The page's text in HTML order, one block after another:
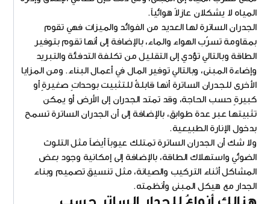
المياه لا يشكلان عازلاً هوائياً.
الجدران الساترة لها العديد من الفوائد والميزات فهي تقوم
بمقاومة تسرّب الهواء والماء، بالإضافة إلى أنها تقوم بتوفير
الطاقة وبالتالي تؤدي إلى التقليل من تكلفة التدفئة والتبريد
وإضاءة المبنى، وبالتالي توفير المال في أعمال البناء. ومن المزايا
الأخرى للجدران الساترة أنها قابلةٌ للتثبيت بوحداتٍ صغيرةٍ أو
كبيرةٍ حسب الحاجة، وقد تمتد الجدران إلى الأرض أو يمكن
تثبيتها عبر عدة طوابق، بالإضافة إلى أن الجدران الساترة تسمح
بدخول الإنارة الطبيعية.
ولا شك أن الجدران الساترة تمتلك عيوباً أيضاً مثل التلوث
الضوئي واستهلاك الطاقة، بالإضافة إلى إمكانية وجود بعض
المشاكل أثناء التركيب والصيانة، مثل تنسيق تصميم وبناء
الجدار مع هيكل المبنى وأنظمته.